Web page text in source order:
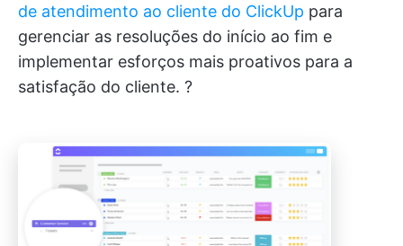
de atendimento ao cliente do ClickUp para
gerenciar as resoluções do início ao fim e
implementar esforços mais proativos para a
satisfação do cliente. ?